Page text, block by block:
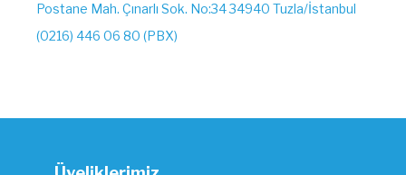
Postane Mah. Çınarlı Sok. No:34 34940 Tuzla/İstanbul
(0216) 446 06 80 (PBX)